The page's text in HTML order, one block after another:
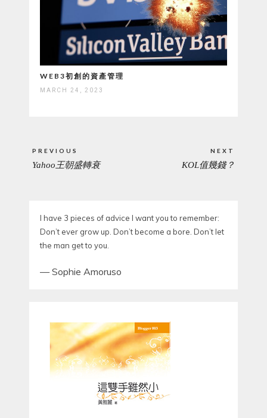
WEB3初創的資產管理
MARCH 24, 2023
navigation
PREVIOUS
PREVIOUS
Yahoo王朝盛轉衰
NEXT
KOL值幾錢？
I have 3 pieces of advice I want you to remember:
Don’t ever grow up. Don’t become a bore. Don’t let
the man get to you.
—Sophie Amoruso